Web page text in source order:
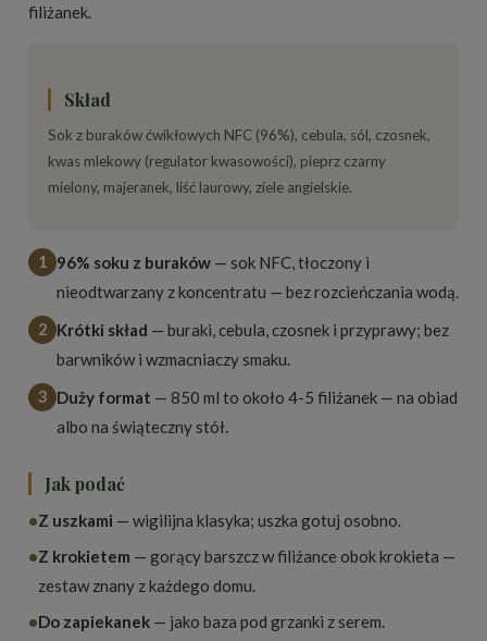
filiżanek.
Skład
Sok z buraków ćwikłowych NFC (96%), cebula, sól, czosnek,
kwas mlekowy (regulator kwasowości), pieprz czarny
mielony, majeranek, liść laurowy, ziele angielskie.
1 96% soku z buraków — sok NFC, tłoczony i
nieodtwarzany z koncentratu — bez rozcieńczania wodą.
2 Krótki skład — buraki, cebula, czosnek i przyprawy; bez
barwników i wzmacniaczy smaku.
3 Duży format — 850 ml to około 4-5 filiżanek — na obiad
albo na świąteczny stół.
Jak podać
•Z uszkami — wigilijna klasyka; uszka gotuj osobno.
•Z krokietem — gorący barszcz w filiżance obok krokieta —
zestaw znany z każdego domu.
•Do zapiekanek — jako baza pod grzanki z serem.